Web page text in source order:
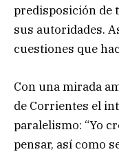
predisposición de
sus autoridades.
cuestiones que
Con una mirada
de Corrientes el
paralelismo: “Yo
pensar, así como